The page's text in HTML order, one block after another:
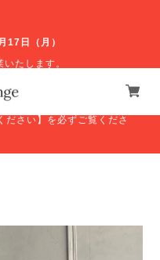
17日（月）
たします。
ンラインショップの発送等
順次対応いたします。ご不
ださい】を必ずご覧くださ